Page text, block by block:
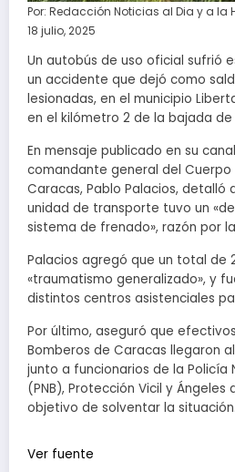
Por: Redacción Noticias al Dia y a la
18 julio, 2025
Un autobús de uso oficial sufrió
un accidente que dejó como
lesionadas, en el municipio
en el kilómetro 2 de la bajada de
En mensaje publicado en su
comandante general del Cuerpo
Caracas, Pablo Palacios, detalló
unidad de transporte tuvo un
sistema de frenado», razón por
Palacios agregó que un total de
«traumatismo generalizado», y
distintos centros asistenciales
Por último, aseguró que
Bomberos de Caracas llegaron
junto a funcionarios de la Policía
(PNB), Protección Vicil y
objetivo de solventar la situación.
Ver fuente